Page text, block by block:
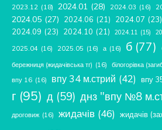
2023.12 (18) 2024.01 (28) 2024.03 (16)
2024.05 (27) 2024.06 (21) 2024.07 (23)
2024.09 (23) 2024.10 (21) 2024.11 (15)
2025.04 (16) 2025.05 (16) а (16) б (77)
бережниця (жидачівська тг) (16) білогорівка
впу 16 (16) впу 34 м.стрий (42) впу
г (95) д (59) днз "впу №8
дроговиж (16) жидачів (46) жидачів